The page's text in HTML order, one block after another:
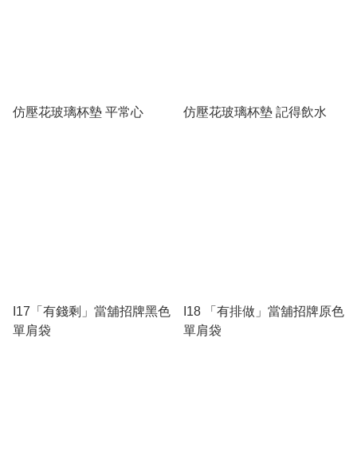
仿壓花玻璃杯墊 平常心 仿壓花玻璃杯墊 記得飲水
I17「有錢剩」當舖招牌黑色
單肩袋
I18 「有排做」當舖招牌原色
單肩袋